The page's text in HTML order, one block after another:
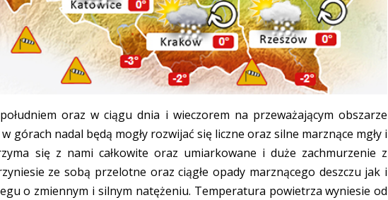
oraz w ciągu dnia i wieczorem na przeważającym obszarze
górach nadal będą mogły rozwijać się liczne oraz silne marznące mgły i
się z nami całkowite oraz umiarkowane i duże zachmurzenie z
ze sobą przelotne oraz ciągłe opady marznącego deszczu jak i
o zmiennym i silnym natężeniu. Temperatura powietrza wyniesie od